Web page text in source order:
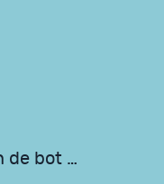
de bot …